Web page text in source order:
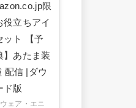
限
役立ちアイ
ット 【予
】あたま装
配信 |ダウ
ド版
ェア・エニ